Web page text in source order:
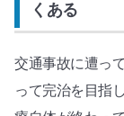
くある
交通事故に遭っ
って完治を目指